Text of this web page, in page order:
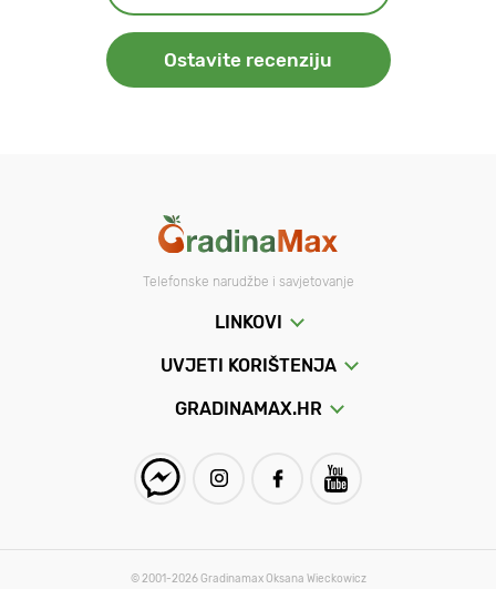
Ostavite recenziju
Telefonske narudžbe i savjetovanje
LINKOVI
UVJETI KORIŠTENJA
GRADINAMAX.HR
© 2001-2026 Gradinamax Oksana Wieckowicz